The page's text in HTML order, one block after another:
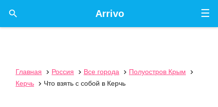
☰
Arrivo

Главная  Россия  Все города  Полуостров Крым

Керчь
 Что взять с собой в Керчь